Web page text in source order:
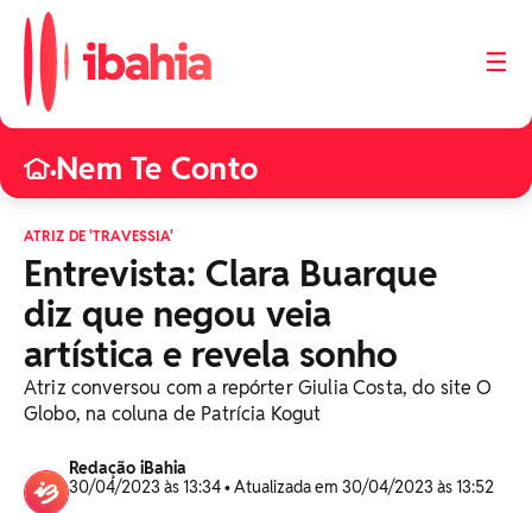
☰
•Nem Te Conto
ATRIZ DE 'TRAVESSIA'
Entrevista: Clara Buarque
diz que negou veia
artística e revela sonho
Atriz conversou com a repórter Giulia Costa, do site O
Globo, na coluna de Patrícia Kogut
Redação iBahia
30/04/2023 às 13:34 • Atualizada em 30/04/2023 às 13:52